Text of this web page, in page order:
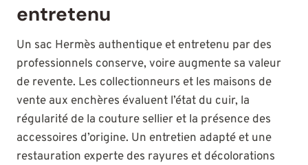
entretenu
Un sac Hermès authentique et entretenu par des
professionnels conserve, voire augmente sa valeur
de revente. Les collectionneurs et les maisons de
vente aux enchères évaluent l’état du cuir, la
régularité de la couture sellier et la présence des
accessoires d’origine. Un entretien adapté et une
restauration experte des rayures et décolorations